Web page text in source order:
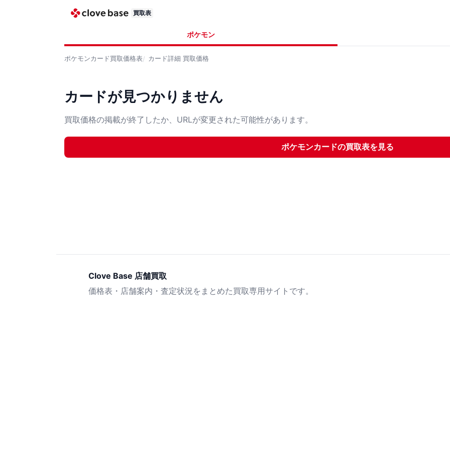
買取表
ポケモン
ポケモンカード買取価格表 カード詳細 買取価格
カードが見つかりません
買取価格の掲載が終了したか、URLが変更された可能性があります。
ポケモンカードの買取表を見る
Clove Base 店舗買取
価格表・店舗案内・査定状況をまとめた買取専用サイトです。